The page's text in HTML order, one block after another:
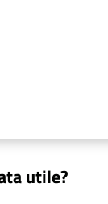
utile?